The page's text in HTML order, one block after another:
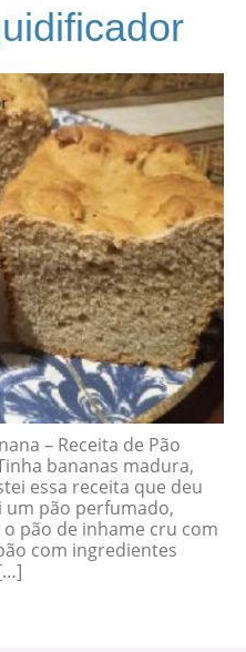
– Receita de Pão
bananas madura,
essa receita que deu
pão perfumado,
pão de inhame cru com
com ingredientes